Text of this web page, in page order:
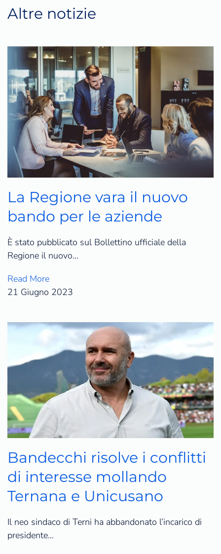
Altre notizie
La Regione vara il nuovo
bando per le aziende
È stato pubblicato sul Bollettino ufficiale della
Regione il nuovo…
Read More
21 Giugno 2023
Bandecchi risolve i conflitti
di interesse mollando
Ternana e Unicusano
Il neo sindaco di Terni ha abbandonato l’incarico di
presidente…